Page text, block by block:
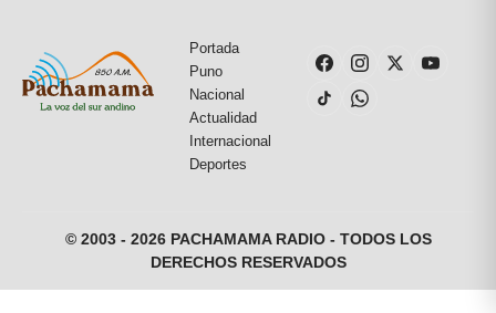
Portada
Puno
Nacional
Actualidad
Internacional
Deportes
© 2003 - 2026 PACHAMAMA RADIO - TODOS LOS
DERECHOS RESERVADOS